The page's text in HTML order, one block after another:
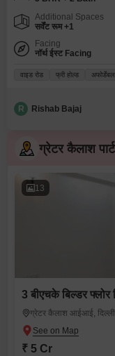
Additional Spaces
सर्वेंट रूम +1
Facing
नॉर्थ ईस्ट Facing
वाइड रोड फ्री होल्ड अफोर्डेबल
R Rishab Bajaj
ग्रेटर कैलाश
13
3 बीएचके बिल्डर
ग्रेटर कैलाश आईआई, दिल्ली
₹ 5 Cr